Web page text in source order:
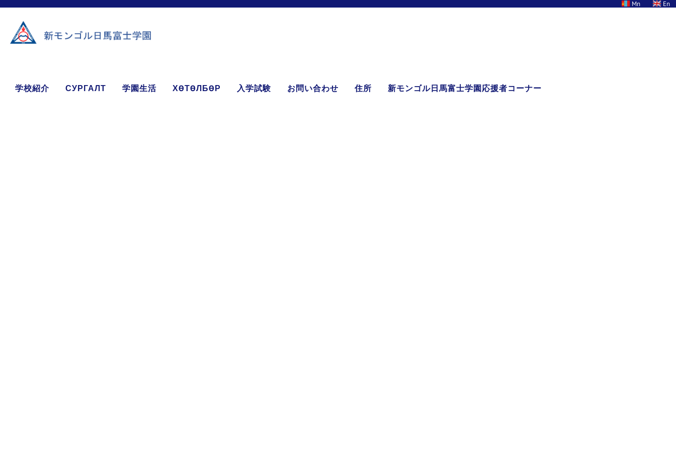
Mn En
学校紹介 СУРГАЛТ 学園生活 ХӨТӨЛБӨР 入学試験 お問い合わせ 住所 新モンゴル日馬富士学園応援者コーナー